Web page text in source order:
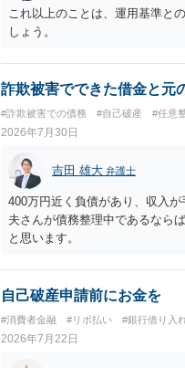
これ以上のことは、運用基準と
しょう。
詐欺被害でできた借金と元
#詐欺被害での債務 #自己破産 #任意
2026年7月30日
吉田 雄大 弁護士
400万円近く負債があり、収入
夫さんが債務整理中であるなら
と思います。
自己破産申請前にお金を
#消費者金融 #リボ払い #銀行借り入れ
2026年7月22日